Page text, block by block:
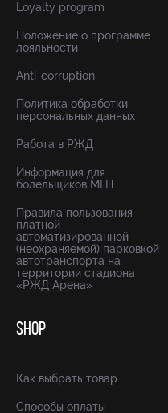
Loyalty program
Положение о программе
лояльности
Anti-corruption
Политика обработки
персональных данных
Работа в РЖД
Информация для
болельщиков МГН
Правила пользования
платной
автоматизированной
(неохраняемой) парковкой
автотранспорта на
территории стадиона
«РЖД Арена»
SHOP
Как выбрать товар
Способы оплаты